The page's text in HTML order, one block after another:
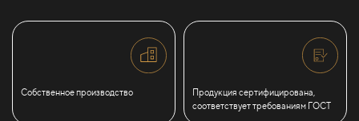
Собственное производство
Продукция сертифицирована,
соответствует требованиям ГОСТ